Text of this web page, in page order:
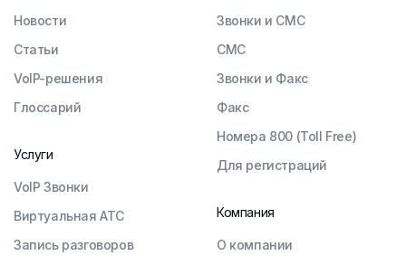
Новости
Статьи
VoIP-решения
Глоссарий
Услуги
VoIP Звонки
Виртуальная АТС
Запись разговоров
Звонки и СМС
СМС
Звонки и Факс
Факс
Номера 800 (Toll Free)
Для регистраций
Компания
О компании